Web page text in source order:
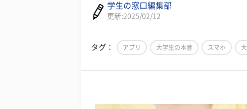
学生の窓口編集部
更新:2025/02/12
タグ： アプリ 大学生の本音 スマホ